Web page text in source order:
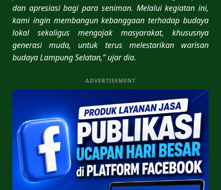
dan apresiasi bagi para seniman. Melalui kegiatan ini,
kami ingin membangun kebanggaan terhadap budaya
lokal sekaligus mengajak masyarakat, khususnya
generasi muda, untuk terus melestarikan warisan
budaya Lampung Selatan,” ujar dia.
ADVERTISEMENT